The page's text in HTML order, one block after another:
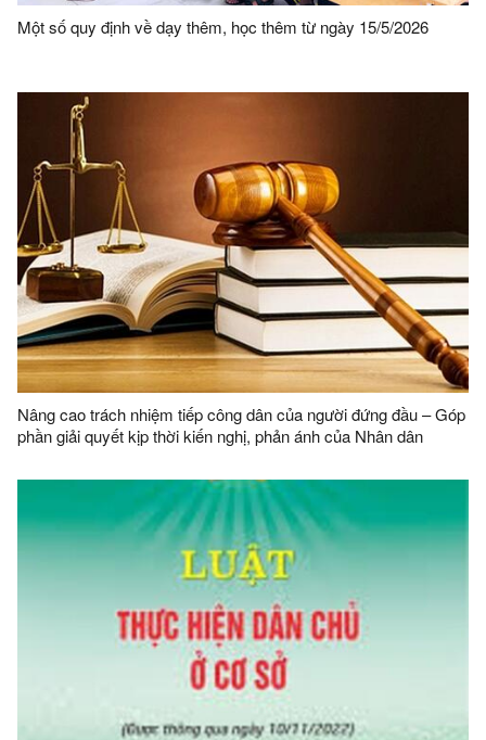
Một số quy định về dạy thêm, học thêm từ ngày 15/5/2026
Nâng cao trách nhiệm tiếp công dân của người đứng đầu – Góp
phần giải quyết kịp thời kiến nghị, phản ánh của Nhân dân